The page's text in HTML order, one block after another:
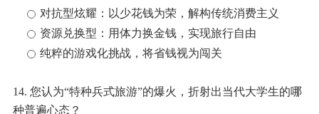
对抗型炫耀：以少花钱为荣，解构传统消费主义
资源兑换型：用体力换金钱，实现旅行自由
纯粹的游戏化挑战，将省钱视为闯关
14. 您认为“特种兵式旅游”的爆火，折射出当代大学生的哪
种普遍心态？